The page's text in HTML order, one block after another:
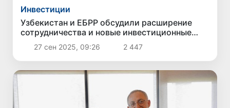
Инвестиции
Узбекистан и ЕБРР обсудили расширение
сотрудничества и новые инвестиционные
проекты
27 сен 2025, 09:26 2 447